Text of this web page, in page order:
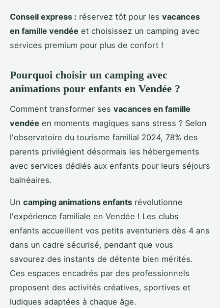
Conseil express : réservez tôt pour les vacances
en famille vendée et choisissez un camping avec
services premium pour plus de confort !
Pourquoi choisir un camping avec
animations pour enfants en Vendée ?
Comment transformer ses vacances en famille
vendée en moments magiques sans stress ? Selon
l'observatoire du tourisme familial 2024, 78% des
parents privilégient désormais les hébergements
avec services dédiés aux enfants pour leurs séjours
balnéaires.
Un camping animations enfants révolutionne
l'expérience familiale en Vendée ! Les clubs
enfants accueillent vos petits aventuriers dès 4 ans
dans un cadre sécurisé, pendant que vous
savourez des instants de détente bien mérités.
Ces espaces encadrés par des professionnels
proposent des activités créatives, sportives et
ludiques adaptées à chaque âge.